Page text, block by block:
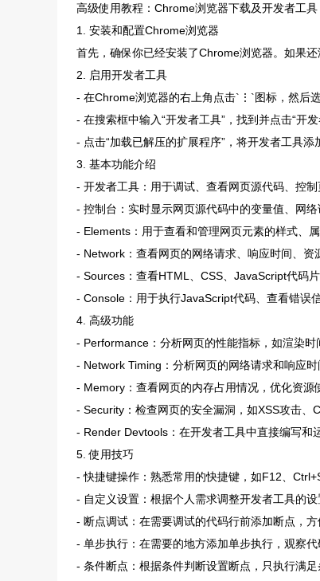
高级使用教程：Chrome浏览器下载及开发者工具
1. 安装和配置Chrome浏览器
首先，确保你已经安装了Chrome浏览器。如果
2. 启用开发者工具
- 在Chrome浏览器的右上角点击`⋮`图标，然后选
- 在搜索框中输入“开发者工具”，找到并点击“开发
- 点击“加载已解压的扩展程序”，将开发者工具添
3. 基本功能介绍
- 开发者工具：用于调试、查看网页源代码、控制
- 控制台：实时显示网页源代码中的变量值、网络
- Elements：用于查看和管理网页元素的样式、属
- Network：查看网页的网络请求、响应时间、资
- Sources：查看HTML、CSS、JavaScript代码片
- Console：用于执行JavaScript代码、查看错误信
4. 高级功能
- Performance：分析网页的性能指标，如渲染时
- Network Timing：分析网页的网络请求和响应
- Memory：查看网页的内存占用情况，优化资源
- Security：检查网页的安全漏洞，如XSS攻击、
- Render Devtools：在开发者工具中直接编写和
5. 使用技巧
- 快捷键操作：熟悉常用的快捷键，如F12、
- 自定义设置：根据个人需求调整开发者工具的设
- 断点调试：在需要调试的代码行前添加断点，方
- 单步执行：在需要的地方添加单步执行，观察代
- 条件断点：根据条件判断设置断点，只执行满足